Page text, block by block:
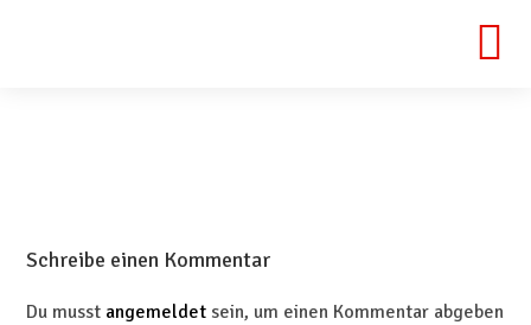
Schreibe einen Kommentar
Du musst angemeldet sein, um einen Kommentar abgeben